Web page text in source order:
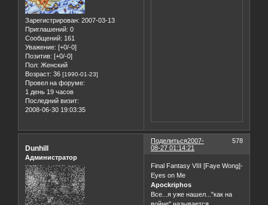
Зарегистрирован: 2007-03-13
Приглашений: 0
Сообщений: 161
Уважение: [+0/-0]
Позитив: [+0/-0]
Пол: Женский
Возраст: 36 [1990-01-23]
Провел на форуме:
1 день 19 часов
Последний визит:
2008-06-30 19:03:35
Поделиться 578
2007-
08-27 01:14:21
Dunhill
Администратор
Final Fantasy VIII [Faye Wong]-
Eyes on Me
Apockriphos
Все...я уже нашел..."как на